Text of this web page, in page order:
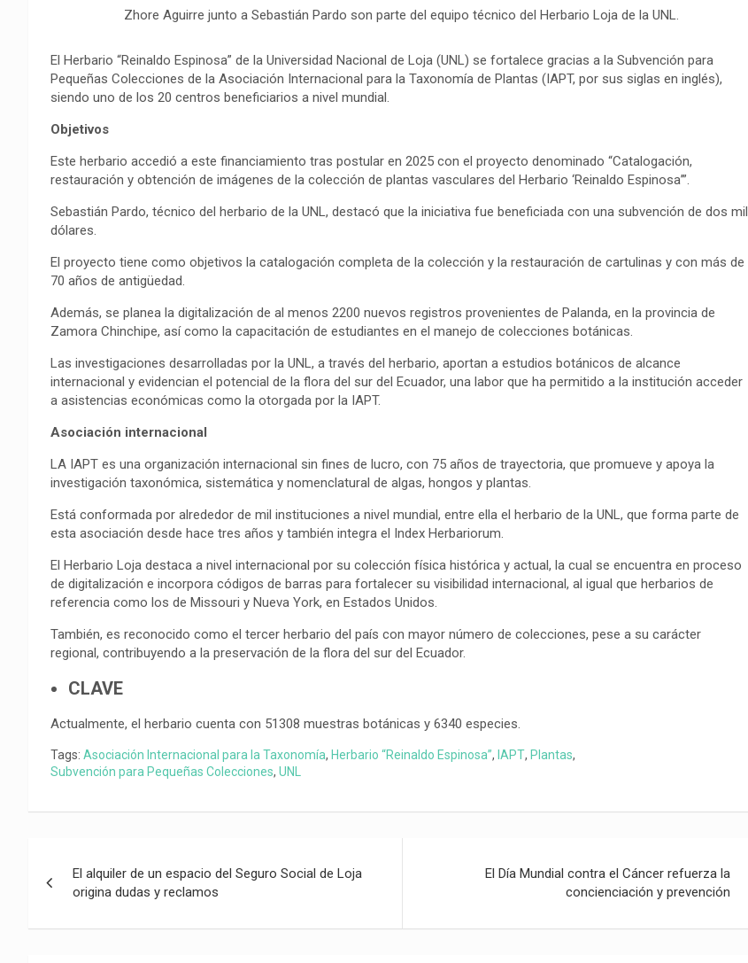
Zhore Aguirre junto a Sebastián Pardo son parte del equipo técnico del Herbario Loja de la UNL.
El Herbario “Reinaldo Espinosa” de la Universidad Nacional de Loja (UNL) se fortalece gracias a la Subvención para
Pequeñas Colecciones de la Asociación Internacional para la Taxonomía de Plantas (IAPT, por sus siglas en inglés),
siendo uno de los 20 centros beneficiarios a nivel mundial.
Objetivos
Este herbario accedió a este financiamiento tras postular en 2025 con el proyecto denominado “Catalogación,
restauración y obtención de imágenes de la colección de plantas vasculares del Herbario ‘Reinaldo Espinosa’”.
Sebastián Pardo, técnico del herbario de la UNL, destacó que la iniciativa fue beneficiada con una subvención de dos mil
dólares.
El proyecto tiene como objetivos la catalogación completa de la colección y la restauración de cartulinas y con más de
70 años de antigüedad.
Además, se planea la digitalización de al menos 2200 nuevos registros provenientes de Palanda, en la provincia de
Zamora Chinchipe, así como la capacitación de estudiantes en el manejo de colecciones botánicas.
Las investigaciones desarrolladas por la UNL, a través del herbario, aportan a estudios botánicos de alcance
internacional y evidencian el potencial de la flora del sur del Ecuador, una labor que ha permitido a la institución acceder
a asistencias económicas como la otorgada por la IAPT.
Asociación internacional
LA IAPT es una organización internacional sin fines de lucro, con 75 años de trayectoria, que promueve y apoya la
investigación taxonómica, sistemática y nomenclatural de algas, hongos y plantas.
Está conformada por alrededor de mil instituciones a nivel mundial, entre ella el herbario de la UNL, que forma parte de
esta asociación desde hace tres años y también integra el Index Herbariorum.
El Herbario Loja destaca a nivel internacional por su colección física histórica y actual, la cual se encuentra en proceso
de digitalización e incorpora códigos de barras para fortalecer su visibilidad internacional, al igual que herbarios de
referencia como los de Missouri y Nueva York, en Estados Unidos.
También, es reconocido como el tercer herbario del país con mayor número de colecciones, pese a su carácter
regional, contribuyendo a la preservación de la flora del sur del Ecuador.
CLAVE
Actualmente, el herbario cuenta con 51308 muestras botánicas y 6340 especies.
Tags: Asociación Internacional para la Taxonomía, Herbario “Reinaldo Espinosa”, IAPT, Plantas,
Subvención para Pequeñas Colecciones, UNL
de
entradas
El alquiler de un espacio del Seguro Social de Loja
origina dudas y reclamos
El Día Mundial contra el Cáncer refuerza la
concienciación y prevención